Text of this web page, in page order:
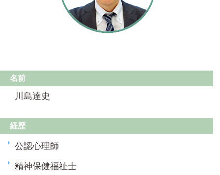
名前
川島達史
経歴
公認心理師
精神保健福祉士